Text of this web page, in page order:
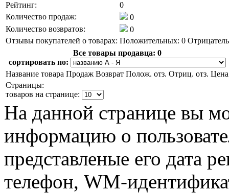
Рейтинг:
0
Количество продаж:
0
Количество возвратов:
0
Отзывы покупателей о товарах: Положительных: 0
Все товары продавца: 0
сортировать по:
Название товара Продаж Возврат Полож. отз. Отриц. отз. Цена
Страницы:
товаров на странице:
На данной странице вы
информацию о
представленые его дата
телефон, WM-